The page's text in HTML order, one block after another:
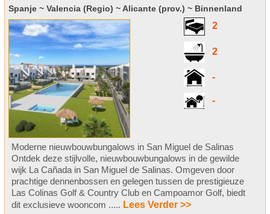
Spanje ~ Valencia (Regio) ~ Alicante (prov.) ~ Binnenland
2
2
-
-
Moderne nieuwbouwbungalows in San Miguel de Salinas
Ontdek deze stijlvolle, nieuwbouwbungalows in de gewilde
wijk La Cañada in San Miguel de Salinas. Omgeven door
prachtige dennenbossen en gelegen tussen de prestigieuze
Las Colinas Golf & Country Club en Campoamor Golf, biedt
dit exclusieve wooncom ..... Lees Verder >>